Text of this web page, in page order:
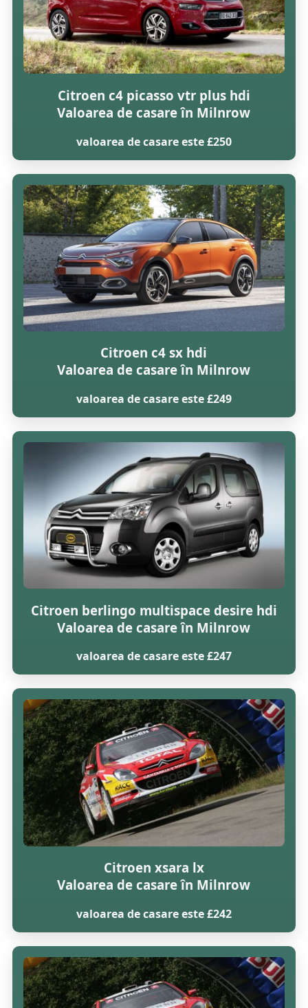
Citroen c4 picasso vtr plus hdi
Valoarea de casare în Milnrow
valoarea de casare este £250
Citroen c4 sx hdi
Valoarea de casare în Milnrow
valoarea de casare este £249
Citroen berlingo multispace desire hdi
Valoarea de casare în Milnrow
valoarea de casare este £247
Citroen xsara lx
Valoarea de casare în Milnrow
valoarea de casare este £242